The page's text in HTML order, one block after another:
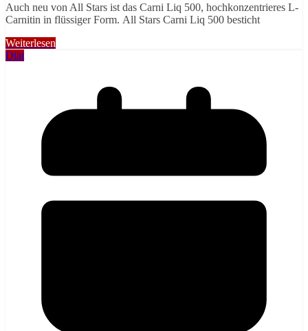
Auch neu von All Stars ist das Carni Liq 500, hochkonzentrieres L-
Carnitin in flüssiger Form. All Stars Carni Liq 500 besticht
Weiterlesen
Diät